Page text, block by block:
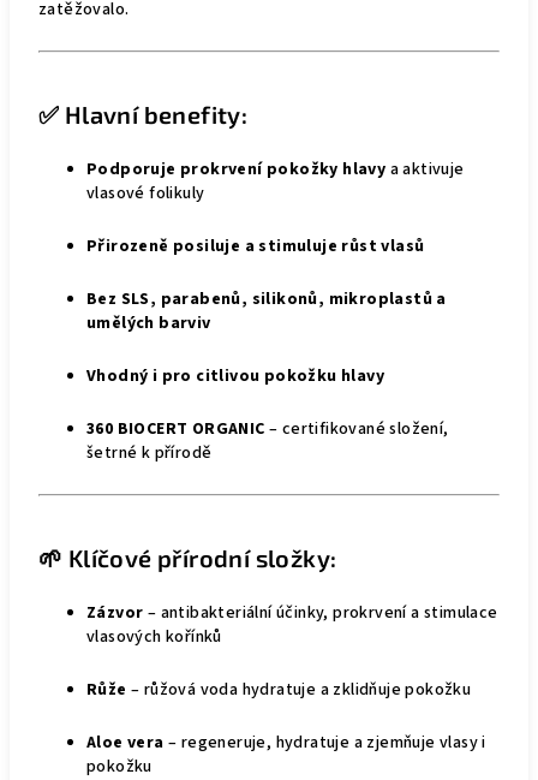
zatěžovalo.
✅ Hlavní benefity:
Podporuje prokrvení pokožky hlavy a aktivuje
vlasové folikuly
Přirozeně posiluje a stimuluje růst vlasů
Bez SLS, parabenů, silikonů, mikroplastů a
umělých barviv
Vhodný i pro citlivou pokožku hlavy
360 BIOCERT ORGANIC – certifikované složení,
šetrné k přírodě
🌱 Klíčové přírodní složky:
Zázvor – antibakteriální účinky, prokrvení a stimulace
vlasových kořínků
Růže – růžová voda hydratuje a zklidňuje pokožku
Aloe vera – regeneruje, hydratuje a zjemňuje vlasy i
pokožku